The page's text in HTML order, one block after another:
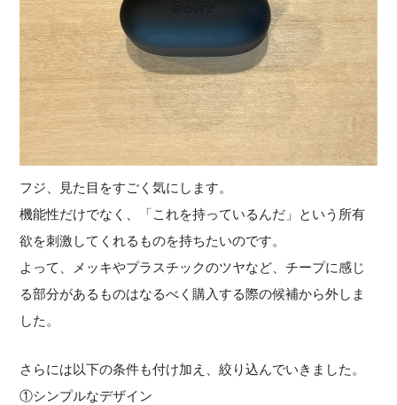
フジ、見た目をすごく気にします。
機能性だけでなく、「これを持っているんだ」という所有
欲を刺激してくれるものを持ちたいのです。
よって、メッキやプラスチックのツヤなど、チープに感じ
る部分があるものはなるべく購入する際の候補から外しま
した。
さらには以下の条件も付け加え、絞り込んでいきました。
①シンプルなデザイン